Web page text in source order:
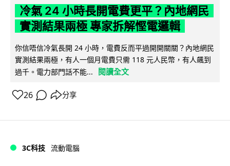
冷氣 24 小時長開電費更平？內地網民
實測結果兩極 專家拆解慳電邏輯
你信唔信冷氣長開 24 小時，電費反而平過開開關關？內地網民
實測結果兩極，有人一個月電費只需 118 元人民幣，有人飆到
過千。電力部門話不能...
閱讀全文
26 分享
3C科技 流動電腦